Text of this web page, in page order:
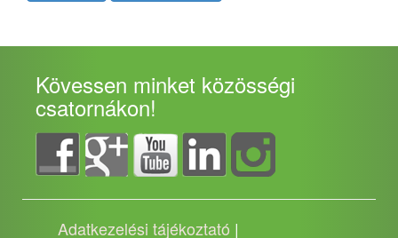
Kövessen minket közösségi
csatornákon!
Adatkezelési tájékoztató |